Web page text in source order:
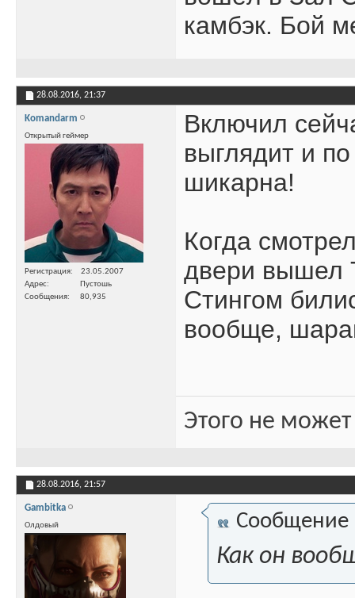
камбэк. Бой
28.08.2016, 21:37
Komandarm
Открытый геймер
Регистрация
23.05.2007
Адрес
Пустошь
Сообщения
80,935
Включил
выглядит и
шикарна!
Когда
двери вышел
Стингом
вообще,
Этого не
28.08.2016, 21:57
Gambitka
Олдовый Сообщение
Как он